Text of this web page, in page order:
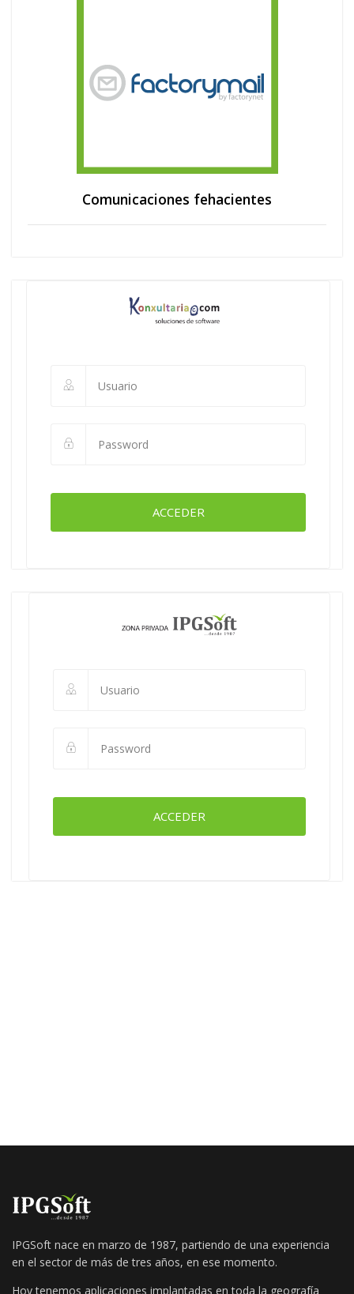
Comunicaciones fehacientes
ACCEDER
ACCEDER
IPGSoft nace en marzo de 1987, partiendo de una experiencia
en el sector de más de tres años, en ese momento.
Hoy tenemos aplicaciones implantadas en toda la geografía